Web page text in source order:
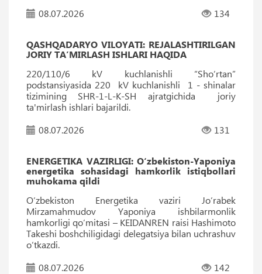
08.07.2026
134
QASHQADARYO VILOYATI: REJALASHTIRILGAN
JORIY TA’MIRLASH ISHLARI HAQIDA
220/110/6 kV kuchlanishli “Sho‘rtan”
podstansiyasida 220 kV kuchlanishli 1 - shinalar
tizimining SHR-1-L-K-SH ajratgichida joriy
ta'mirlash ishlari bajarildi.
08.07.2026
131
ENERGETIKA VAZIRLIGI: O‘zbekiston-Yaponiya
energetika sohasidagi hamkorlik istiqbollari
muhokama qildi
Oʻzbekiston Energetika vaziri Jo‘rabek
Mirzamahmudov Yaponiya ishbilarmonlik
hamkorligi qo‘mitasi – KEIDANREN raisi Hashimoto
Takeshi boshchiligidagi delegatsiya bilan uchrashuv
oʻtkazdi.
08.07.2026
142